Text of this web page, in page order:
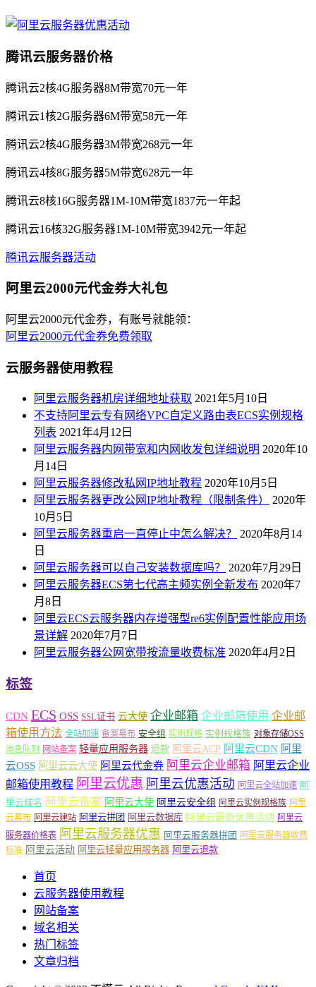
腾讯云服务器价格
腾讯云2核4G服务器8M带宽70元一年
腾讯云1核2G服务器6M带宽58元一年
腾讯云2核4G服务器3M带宽268元一年
腾讯云4核8G服务器5M带宽628元一年
腾讯云8核16G服务器1M-10M带宽1837元一年起
腾讯云16核32G服务器1M-10M带宽3942元一年起
腾讯云服务器活动
阿里云2000元代金券大礼包
阿里云2000元代金券，有账号就能领：
阿里云2000元代金券免费领取
云服务器使用教程
阿里云服务器机房详细地址获取 2021年5月10日
不支持阿里云专有网络VPC自定义路由表ECS实例规格
列表 2021年4月12日
阿里云服务器内网带宽和内网收发包详细说明 2020年10
月14日
阿里云服务器修改私网IP地址教程 2020年10月5日
阿里云服务器更改公网IP地址教程（限制条件）
2020年
10月5日
阿里云服务器重启一直停止中怎么解决？
2020年8月14
日
阿里云服务器可以自己安装数据库吗？
2020年7月29日
阿里云服务器ECS第七代高主频实例全新发布 2020年7
月8日
阿里云ECS云服务器内存增强型re6实例配置性能应用场
景详解 2020年7月7日
阿里云服务器公网宽带按流量收费标准 2020年4月2日
标签
CDN ECS OSS SSL证书 云大使 企业邮箱 企业邮箱使用 企业邮
箱使用方法 全站加速 备案幕布 安全组 实例规格 实例规格族 对象存储OSS
消息队列
网站备案 轻量应用服务器 退款 阿里云ACP 阿里云CDN 阿里
云OSS 阿里云云大使 阿里云代金券 阿里云企业邮箱 阿里云企业
邮箱使用教程 阿里云优惠 阿里云优惠活动 阿里云全站加速 阿
里云域名 阿里云备案 阿里云大使 阿里云安全组 阿里云实例规格族 阿里
云幕布 阿里云建站 阿里云拼团 阿里云数据库 阿里云最新优惠活动 阿里云
服务器价格表 阿里云服务器优惠 阿里云服务器拼团 阿里云服务器收费
标准 阿里云活动 阿里云轻量应用服务器 阿里云退款
首页
云服务器使用教程
网站备案
域名相关
热门标签
文章归档